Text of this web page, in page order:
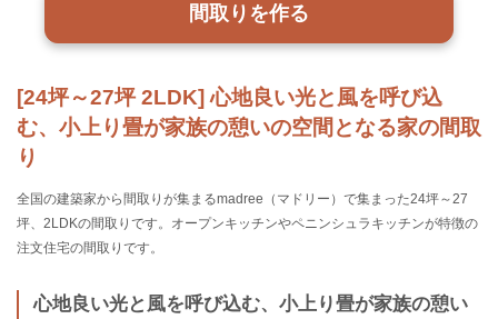
[24坪～27坪 2LDK] 心地良い光と風を呼び込
む、小上り畳が家族の憩いの空間となる家の間取
り
全国の建築家から間取りが集まるmadree（マドリー）で集まった24坪～27
坪、2LDKの間取りです。オープンキッチンやペニンシュラキッチンが特徴の
注文住宅の間取りです。
心地良い光と風を呼び込む、小上り畳が家族の憩い
間取りを作る